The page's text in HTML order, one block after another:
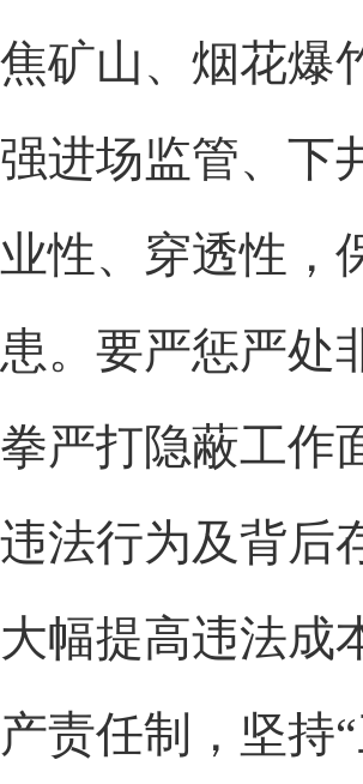
矿山、烟花爆
进场监管、下
性、穿透性，
。要严惩严处
严打隐蔽工作
法行为及背后
幅提高违法成
责任制，坚持